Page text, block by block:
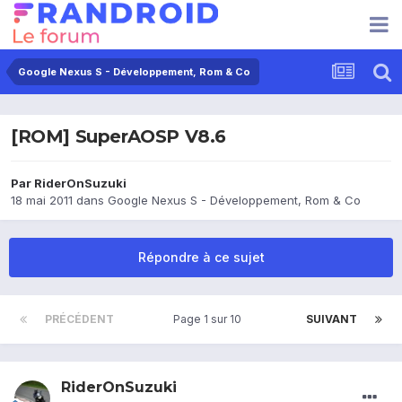
Google Nexus S - Développement, Rom & Co
[ROM] SuperAOSP V8.6
Par RiderOnSuzuki
18 mai 2011 dans Google Nexus S - Développement, Rom & Co
Répondre à ce sujet
PRÉCÉDENT SUIVANT
Page 1 sur 10
RiderOnSuzuki